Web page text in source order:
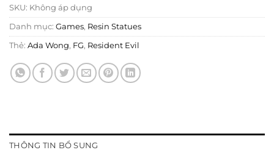
SKU: Không áp dụng
Danh mục: Games, Resin Statues
Thẻ: Ada Wong, FG, Resident Evil
THÔNG TIN BỔ SUNG